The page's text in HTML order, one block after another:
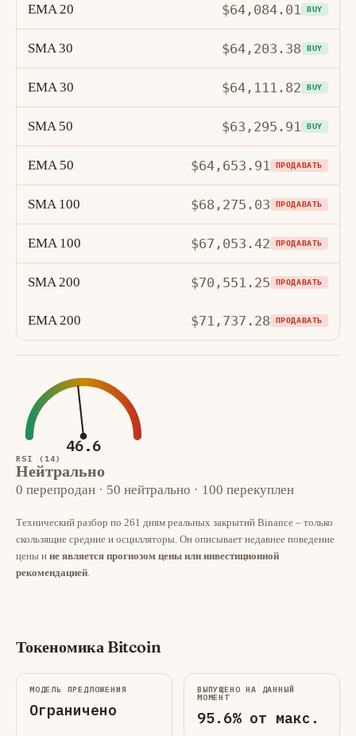
EMA 20 $64,084.01 BUY
SMA 30 $64,203.38 BUY
EMA 30 $64,111.82 BUY
SMA 50 $63,295.91 BUY
EMA 50 $64,653.91 ПРОДАВАТЬ
SMA 100 $68,275.03 ПРОДАВАТЬ
EMA 100 $67,053.42 ПРОДАВАТЬ
SMA 200 $70,551.25 ПРОДАВАТЬ
EMA 200 $71,737.28 ПРОДАВАТЬ
46.6
RSI (14)
Нейтрально
0 перепродан · 50 нейтрально · 100 перекуплен
Технический разбор по 261 дням реальных закрытий Binance – только
скользящие средние и осцилляторы. Он описывает недавнее поведение
цены и не является прогнозом цены или инвестиционной
рекомендацией.
Токеномика Bitcoin
МОДЕЛЬ ПРЕДЛОЖЕНИЯ
Ограничено
ВЫПУЩЕНО НА ДАННЫЙ
МОМЕНТ
95.6% от макс.